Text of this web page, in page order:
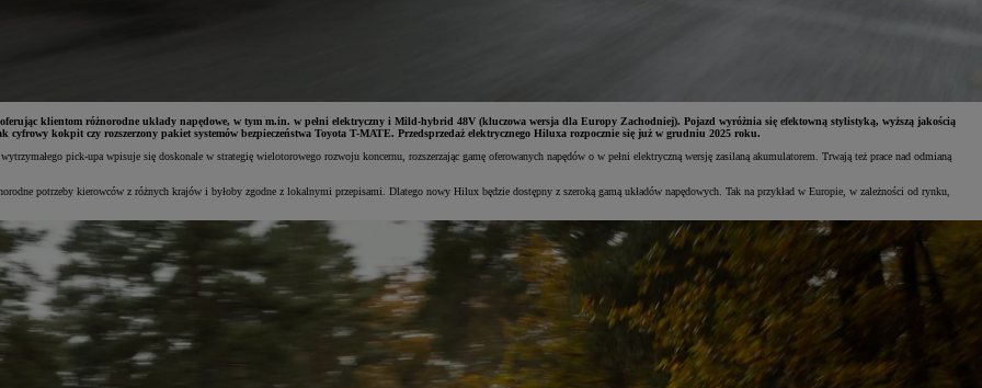
klientom różnorodne układy napędowe, w tym m.in. w pełni elektryczny i Mild-hybrid 48V (kluczowa wersja dla Europy Zachodniej). Pojazd wyróżnia się efektowną stylistyką, wyższą jakością
kokpit czy rozszerzony pakiet systemów bezpieczeństwa Toyota T-MATE. Przedsprzedaż elektrycznego Hiluxa rozpocznie się już w grudniu 2025 roku.
pick-upa wpisuje się doskonale w strategię wielotorowego rozwoju koncernu, rozszerzając gamę oferowanych napędów o w pełni elektryczną wersję zasilaną akumulatorem. Trwają też prace nad odmianą
potrzeby kierowców z różnych krajów i byłoby zgodne z lokalnymi przepisami. Dlatego nowy Hilux będzie dostępny z szeroką gamą układów napędowych. Tak na przykład w Europie, w zależności od rynku,